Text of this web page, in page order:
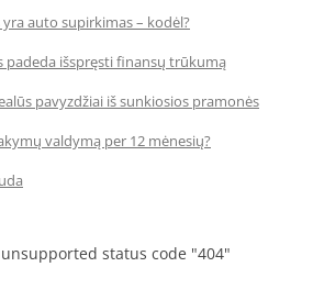
auto supirkimas – kodėl?
išspręsti finansų trūkumą
pavyzdžiai iš sunkiosios pramonės
valdymą per 12 mėnesių?
status code "404"